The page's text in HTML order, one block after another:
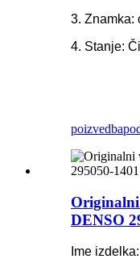
3. Znamka:
4. Stanje:
poizvedba
DENSO
Ime